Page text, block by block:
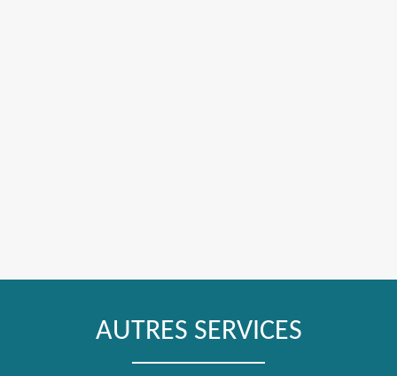
AUTRES SERVICES